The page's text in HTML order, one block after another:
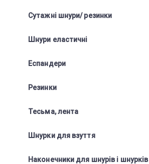
Сутажні шнури/ резинки
Шнури еластичні
Еспандери
Резинки
Тесьма, лента
Шнурки для взуття
Наконечники для шнурів і шнурків